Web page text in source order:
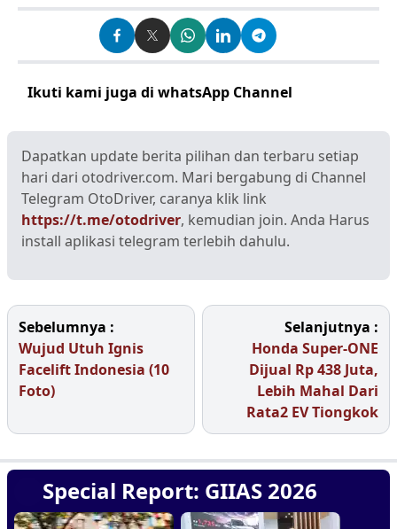
Ikuti kami juga di whatsApp Channel
Dapatkan update berita pilihan dan terbaru setiap
hari dari otodriver.com. Mari bergabung di Channel
Telegram OtoDriver, caranya klik link
https://t.me/otodriver, kemudian join. Anda Harus
install aplikasi telegram terlebih dahulu.
Sebelumnya :
Wujud Utuh Ignis
Facelift Indonesia (10
Foto)
Selanjutnya :
Honda Super-ONE
Dijual Rp 438 Juta,
Lebih Mahal Dari
Rata2 EV Tiongkok
Special Report: GIIAS 2026